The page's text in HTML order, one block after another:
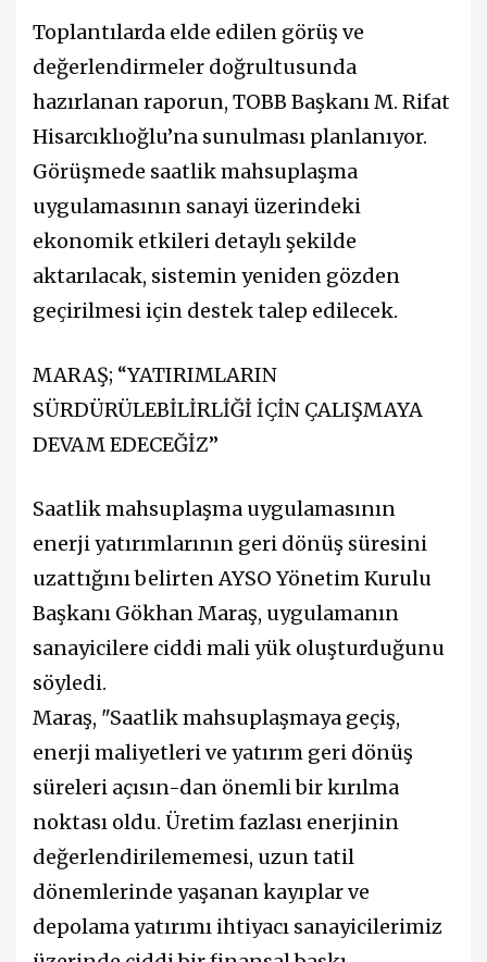
Toplantılarda elde edilen görüş ve
değerlendirmeler doğrultusunda
hazırlanan raporun, TOBB Başkanı M. Rifat
Hisarcıklıoğlu’na sunulması planlanıyor.
Görüşmede saatlik mahsuplaşma
uygulamasının sanayi üzerindeki
ekonomik etkileri detaylı şekilde
aktarılacak, sistemin yeniden gözden
geçirilmesi için destek talep edilecek.
MARAŞ; “YATIRIMLARIN
SÜRDÜRÜLEBİLİRLİĞİ İÇİN ÇALIŞMAYA
DEVAM EDECEĞİZ”
Saatlik mahsuplaşma uygulamasının
enerji yatırımlarının geri dönüş süresini
uzattığını belirten AYSO Yönetim Kurulu
Başkanı Gökhan Maraş, uygulamanın
sanayicilere ciddi mali yük oluşturduğunu
söyledi.
Maraş, "Saatlik mahsuplaşmaya geçiş,
enerji maliyetleri ve yatırım geri dönüş
süreleri açısın-dan önemli bir kırılma
noktası oldu. Üretim fazlası enerjinin
değerlendirilememesi, uzun tatil
dönemlerinde yaşanan kayıplar ve
depolama yatırımı ihtiyacı sanayicilerimiz